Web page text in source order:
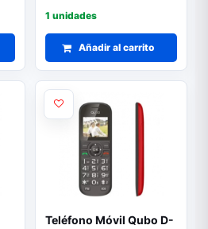
1 unidades
Añadir al carrito
Teléfono Móvil Qubo D-